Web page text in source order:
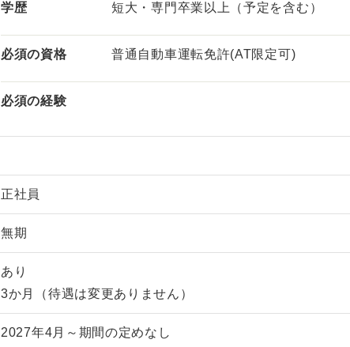
学歴 短大・専門卒業以上（予定を含む）
必須の資格 普通自動車運転免許(AT限定可)
必須の経験
正社員
無期
あり
3か月（待遇は変更ありません）
2027年4月～期間の定めなし